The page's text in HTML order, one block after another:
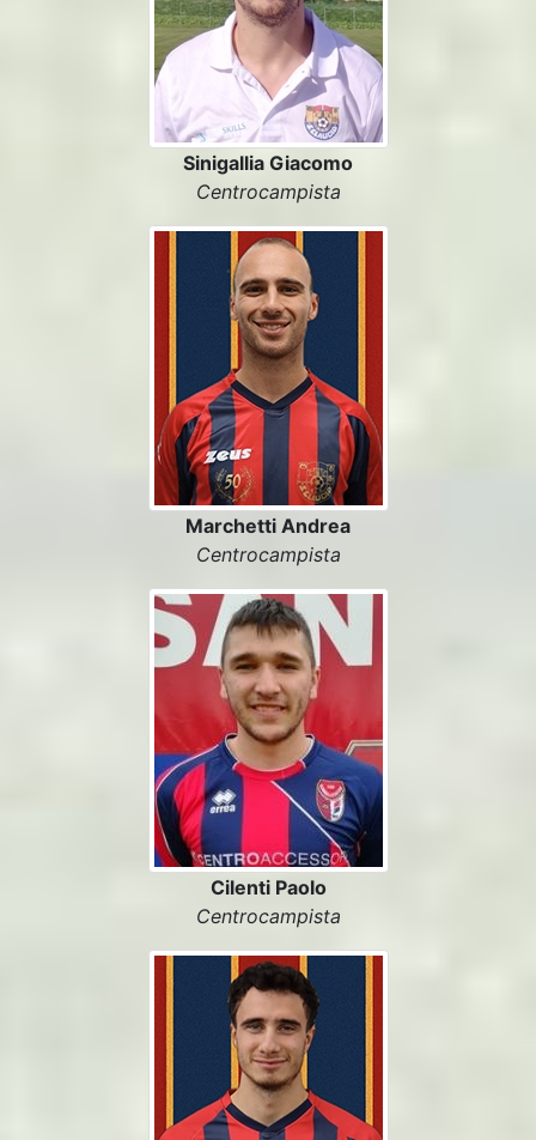
Sinigallia Giacomo
Centrocampista
Marchetti Andrea
Centrocampista
Cilenti Paolo
Centrocampista